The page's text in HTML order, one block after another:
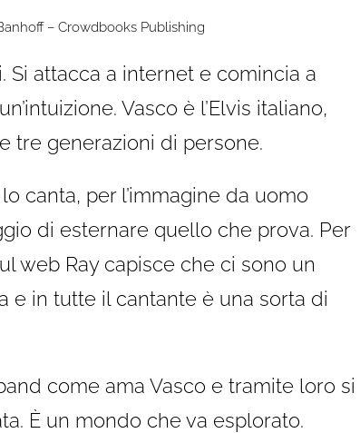
– Crowdbooks Publishing
Si attacca a internet e comincia a
Vasco è l’Elvis italiano,
tre generazioni di persone.
canta, per l’immagine da uomo
di esternare quello che prova. Per
web Ray capisce che ci sono un
e in tutte il cantante è una sorta di
come ama Vasco e tramite loro si
È un mondo che va esplorato.